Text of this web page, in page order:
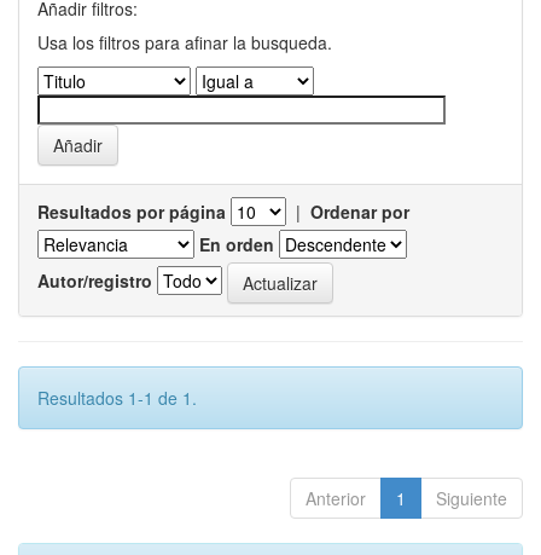
Añadir filtros:
Usa los filtros para afinar la busqueda.
Resultados por página | Ordenar por
En orden
Autor/registro
Resultados 1-1 de 1.
Anterior 1 Siguiente